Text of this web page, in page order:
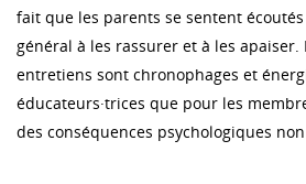
fait que les parents se sentent
général à les rassurer et à les apaiser.
entretiens sont chronophages et
éducateurs·trices que pour les
des conséquences psychologiques